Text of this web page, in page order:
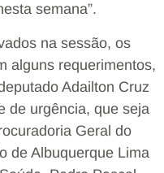
semana”.
na sessão, os
alguns requerimentos,
Adailton Cruz
de urgência, que seja
Geral do
de Albuquerque Lima